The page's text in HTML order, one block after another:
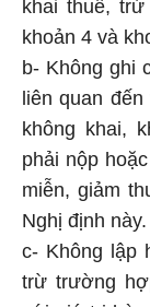
khoản 4 và
b- Không ghi
liên quan đến
không khai,
phải nộp
miễn, giảm
Nghị định này.
c- Không lập
trừ trường